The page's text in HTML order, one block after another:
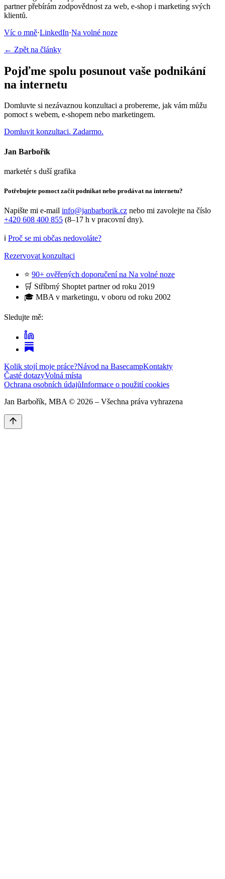
partner přebírám zodpovědnost za web, e-shop i marketing svých
klientů.
Víc o mně·LinkedIn·Na volné noze
← Zpět na články
Pojďme spolu posunout vaše podnikání
na internetu
Domluvte si nezávaznou konzultaci a probereme, jak vám můžu
pomoct s webem, e-shopem nebo marketingem.
Domluvit konzultaci. Zadarmo.
Jan Barbořík
marketér s duší grafika
Potřebujete pomoct začít podnikat nebo prodávat na internetu?
Napište mi e-mail info@janbarborik.cz nebo mi zavolejte na číslo
+420 608 400 855 (8–17 h v pracovní dny).
ℹ️ Proč se mi občas nedovoláte?
Rezervovat konzultaci
⭐ 90+ ověřených doporučení na Na volné noze
🛒 Stříbrný Shoptet partner od roku 2019
🎓 MBA v marketingu, v oboru od roku 2002
Sledujte mě:
Kolik stojí moje práce?Návod na BasecampKontakty
Časté dotazyVolná místa
Ochrana osobních údajůInformace o použití cookies
Jan Barbořík, MBA © 2026 – Všechna práva vyhrazena